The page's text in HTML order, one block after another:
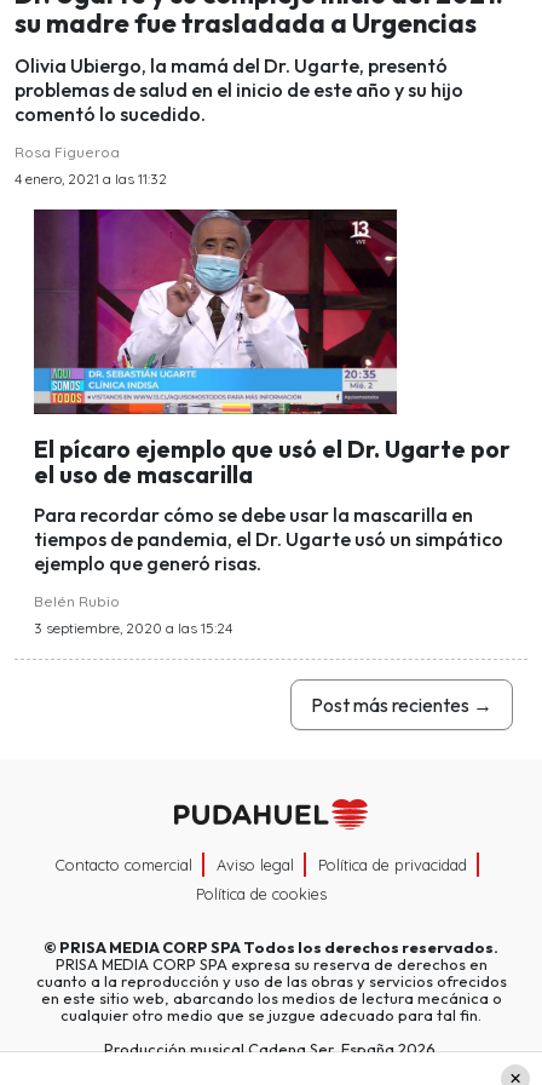
su madre fue trasladada a Urgencias
Olivia Ubiergo, la mamá del Dr. Ugarte, presentó
problemas de salud en el inicio de este año y su hijo
comentó lo sucedido.
Rosa Figueroa
4 enero, 2021 a las 11:32
El pícaro ejemplo que usó el Dr. Ugarte por
el uso de mascarilla
Para recordar cómo se debe usar la mascarilla en
tiempos de pandemia, el Dr. Ugarte usó un simpático
ejemplo que generó risas.
Belén Rubio
3 septiembre, 2020 a las 15:24
Post más recientes →
Contacto comercial Aviso legal
Política de privacidad
Política de cookies
© PRISA MEDIA CORP SPATodos los derechos reservados.
PRISA MEDIA CORP SPA expresa su reserva de derechos en
cuanto a la reproducción y uso de las obras y servicios ofrecidos
en este sitio web, abarcando los medios de lectura mecánica o
cualquier otro medio que se juzgue adecuado para tal fin.
Producción musical Cadena Ser, España 2026.